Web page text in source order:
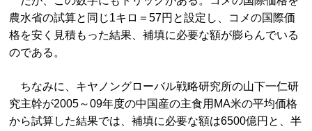
農水省の試算と同じ1キロ＝57円と設定し、コメの国際価
格を安く見積もった結果、補填に必要な額が膨らんでいる
のである。
ちなみに、キヤノングローバル戦略研究所の山下一仁研
究主幹が2005～09年度の中国産の主食用MA米の平均価格
から試算した結果では、補填に必要な額は6500億円と、半